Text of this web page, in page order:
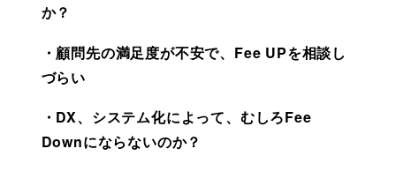
か？
・顧問先の満足度が不安で、Fee UPを相談し
づらい
・DX、システム化によって、むしろFee
Downにならないのか？